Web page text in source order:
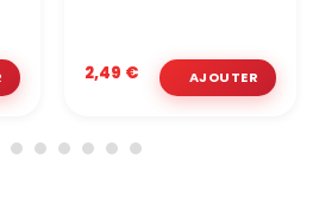
2,49 €